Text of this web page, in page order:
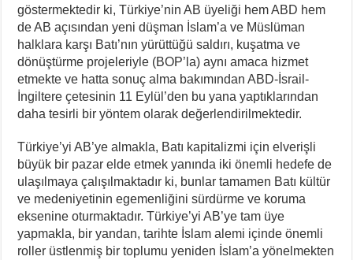
göstermektedir ki, Türkiye’nin AB üyeliği hem ABD hem
de AB açısından yeni düşman İslam’a ve Müslüman
halklara karşı Batı’nın yürüttüğü saldırı, kuşatma ve
dönüştürme projeleriyle (BOP’la) aynı amaca hizmet
etmekte ve hatta sonuç alma bakımından ABD-İsrail-
İngiltere çetesinin 11 Eylül’den bu yana yaptıklarından
daha tesirli bir yöntem olarak değerlendirilmektedir.
Türkiye’yi AB’ye almakla, Batı kapitalizmi için elverişli
büyük bir pazar elde etmek yanında iki önemli hedefe de
ulaşılmaya çalışılmaktadır ki, bunlar tamamen Batı kültür
ve medeniyetinin egemenliğini sürdürme ve koruma
eksenine oturmaktadır. Türkiye’yi AB’ye tam üye
yapmakla, bir yandan, tarihte İslam alemi içinde önemli
roller üstlenmiş bir toplumu yeniden İslam’a yönelmekten